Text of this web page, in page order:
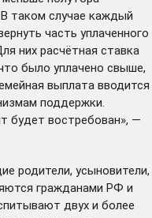
таком случае каждый
часть уплаченного
них расчётная ставка
было уплачено свыше,
выплата вводится
поддержки.
будет востребован», —
родители, усыновители,
гражданами РФ и
двух и более